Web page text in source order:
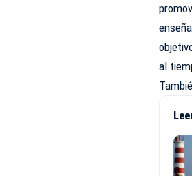
al